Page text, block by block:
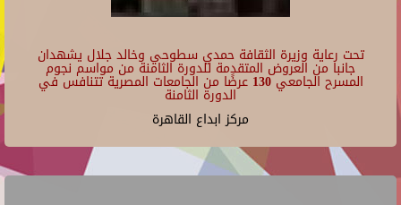
تحت رعاية وزيرة الثقافة حمدي سطوحي وخالد جلال يشهدان
جانبا من العروض المتقدمة للدورة الثامنة من مواسم نجوم
المسرح الجامعي 130 عرضًا من الجامعات المصرية تتنافس في
الدورة الثامنة
مركز ابداع القاهرة